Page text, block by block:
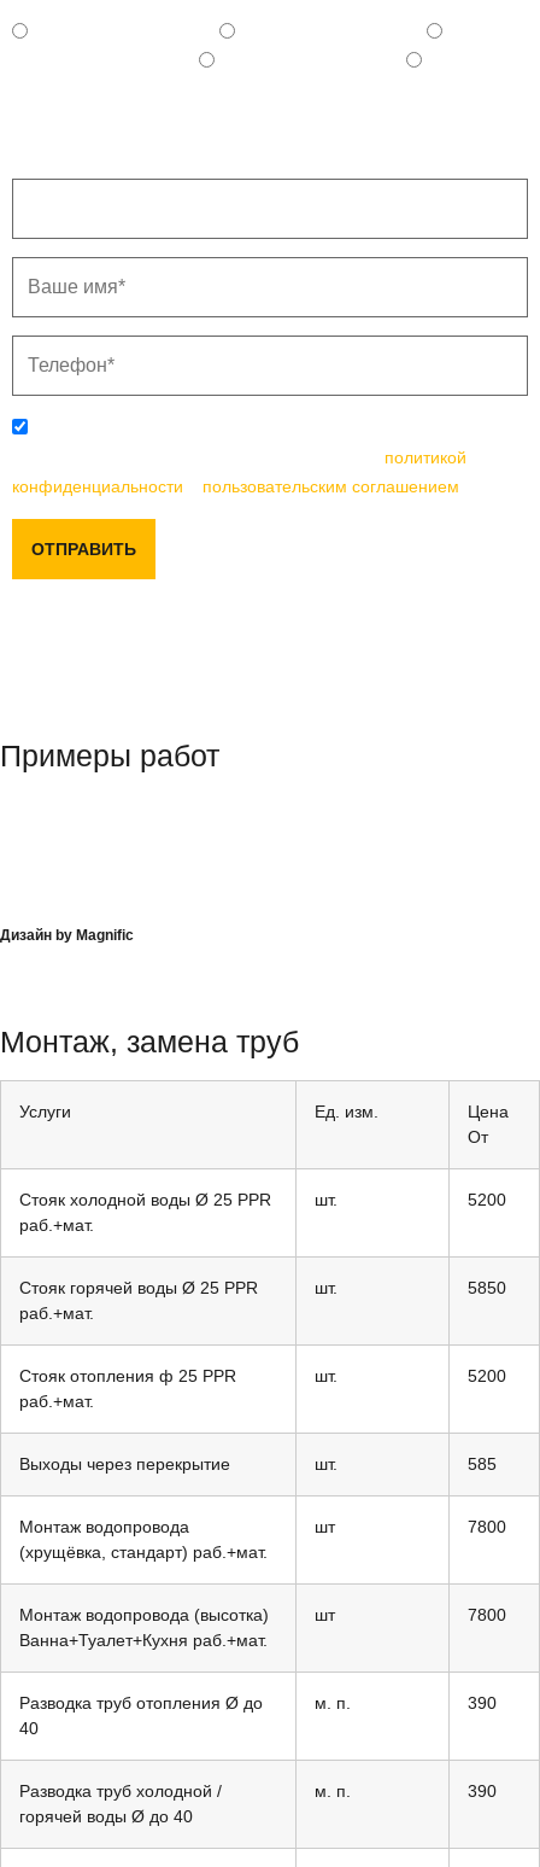
политикой
конфиденциальности
пользовательским соглашением
ОТПРАВИТЬ
Примеры работ
Дизайн by Magnific
Монтаж, замена труб
Услуги Ед. изм.
Цена
От
Стояк холодной воды Ø 25 PPR
раб.+мат.
шт. 5200
Стояк горячей воды Ø 25 PPR
раб.+мат.
шт. 5850
Стояк отопления ф 25 PPR
раб.+мат.
шт. 5200
Выходы через перекрытие шт. 585
Монтаж водопровода
(хрущёвка, стандарт) раб.+мат.
шт 7800
Монтаж водопровода (высотка)
Ванна+Туалет+Кухня раб.+мат.
шт 7800
Разводка труб отопления Ø до
40
м. п. 390
Разводка труб холодной /
горячей воды Ø до 40
м. п. 390